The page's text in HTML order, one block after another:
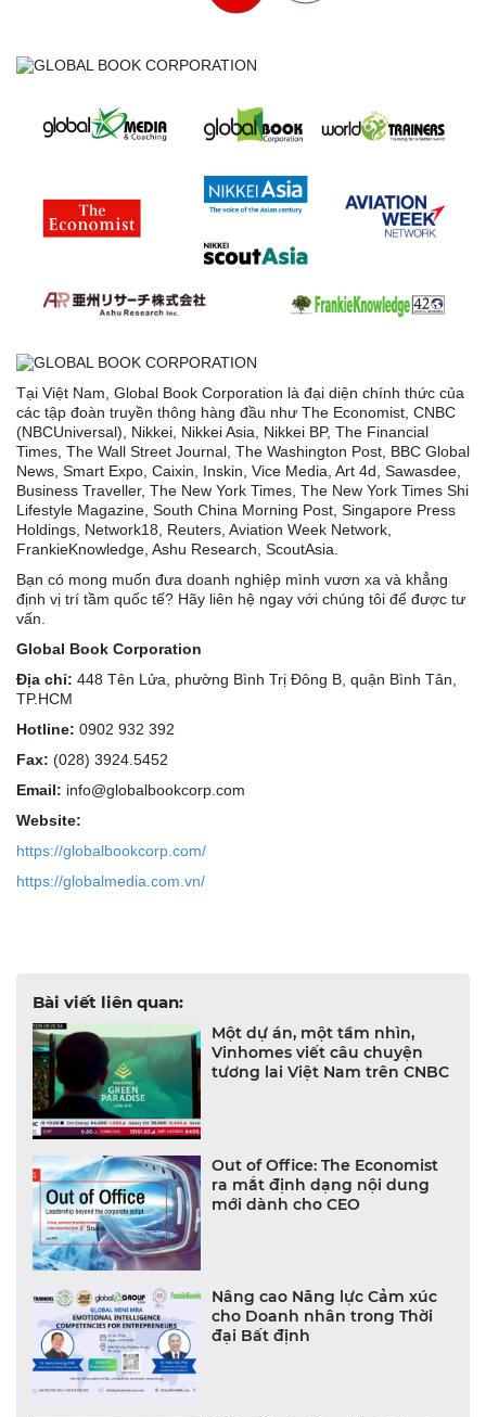
Tại Việt Nam, Global Book Corporation là đại diện chính thức của
các tập đoàn truyền thông hàng đầu như The Economist, CNBC
(NBCUniversal), Nikkei, Nikkei Asia, Nikkei BP, The Financial
Times, The Wall Street Journal, The Washington Post, BBC Global
News, Smart Expo, Caixin, Inskin, Vice Media, Art 4d, Sawasdee,
Business Traveller, The New York Times, The New York Times Shi
Lifestyle Magazine, South China Morning Post, Singapore Press
Holdings, Network18, Reuters, Aviation Week Network,
FrankieKnowledge, Ashu Research, ScoutAsia.
Bạn có mong muốn đưa doanh nghiệp mình vươn xa và khẳng
định vị trí tầm quốc tế? Hãy liên hệ ngay với chúng tôi để được tư
vấn.
Global Book Corporation
Địa chỉ: 448 Tên Lửa, phường Bình Trị Đông B, quận Bình Tân,
TP.HCM
Hotline: 0902 932 392
Fax: (028) 3924.5452
Email: info@globalbookcorp.com
Website:
https://globalbookcorp.com/
https://globalmedia.com.vn/
Bài viết liên quan:
Một dự án, một tầm nhìn,
Vinhomes viết câu chuyện
tương lai Việt Nam trên CNBC
Out of Office: The Economist
ra mắt định dạng nội dung
mới dành cho CEO
Nâng cao Năng lực Cảm xúc
cho Doanh nhân trong Thời
đại Bất định